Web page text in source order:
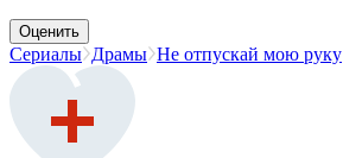
Оценить
Сериалы Драмы Не отпускай мою руку